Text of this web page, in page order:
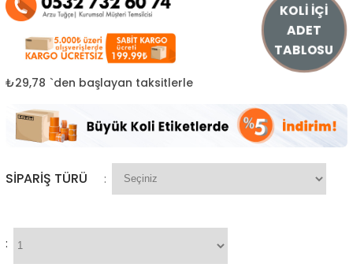
₺29,78 `den başlayan taksitlerle
SIPARIŞ TÜRÜ :
:
KOLİ İÇİ
ADET
TABLOSU